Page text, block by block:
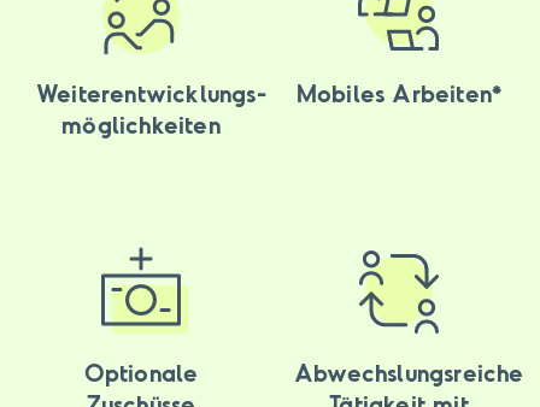
Weiterentwicklungs-
möglichkeiten
Mobiles Arbeiten*
Optionale
Abwechslungsreiche